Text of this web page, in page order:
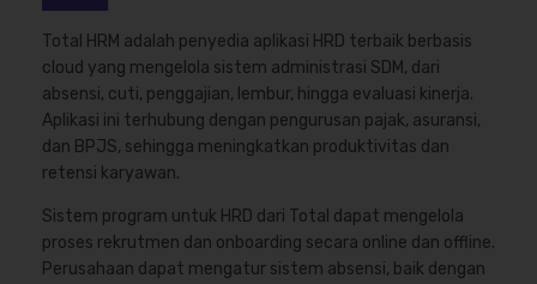
Total HRM adalah penyedia aplikasi HRD terbaik berbasis
cloud yang mengelola sistem administrasi SDM, dari
absensi, cuti, penggajian, lembur, hingga evaluasi kinerja.
Aplikasi ini terhubung dengan pengurusan pajak, asuransi,
dan BPJS, sehingga meningkatkan produktivitas dan
retensi karyawan.
Sistem program untuk HRD dari Total dapat mengelola
proses rekrutmen dan onboarding secara online dan offline.
Perusahaan dapat mengatur sistem absensi, baik dengan